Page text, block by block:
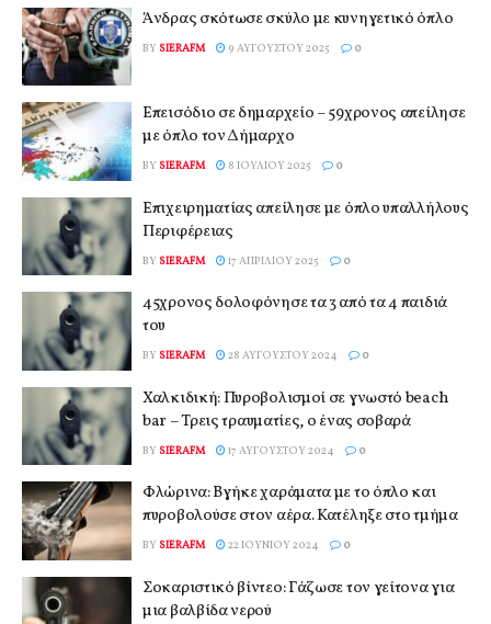
Άνδρας σκότωσε σκύλο με κυνηγετικό όπλο
BY SIERAFM 9 ΑΥΓΟΎΣΤΟΥ 2025 0
Επεισόδιο σε δημαρχείο – 59χρονος απείλησε
με όπλο τον Δήμαρχο
BY SIERAFM 8 ΙΟΥΛΊΟΥ 2025 0
Επιχειρηματίας απείλησε με όπλο υπαλλήλους
Περιφέρειας
BY SIERAFM 17 ΑΠΡΙΛΊΟΥ 2025 0
45χρονος δολοφόνησε τα 3 από τα 4 παιδιά
του
BY SIERAFM 28 ΑΥΓΟΎΣΤΟΥ 2024 0
Χαλκιδική: Πυροβολισμοί σε γνωστό beach
bar – Τρεις τραυματίες, ο ένας σοβαρά
BY SIERAFM 17 ΑΥΓΟΎΣΤΟΥ 2024 0
Φλώρινα: Βγήκε χαράματα με το όπλο και
πυροβολούσε στον αέρα. Κατέληξε στο τμήμα
BY SIERAFM 22 ΙΟΥΝΊΟΥ 2024 0
Σοκαριστικό βίντεο: Γάζωσε τον γείτονα για
μια βαλβίδα νερού